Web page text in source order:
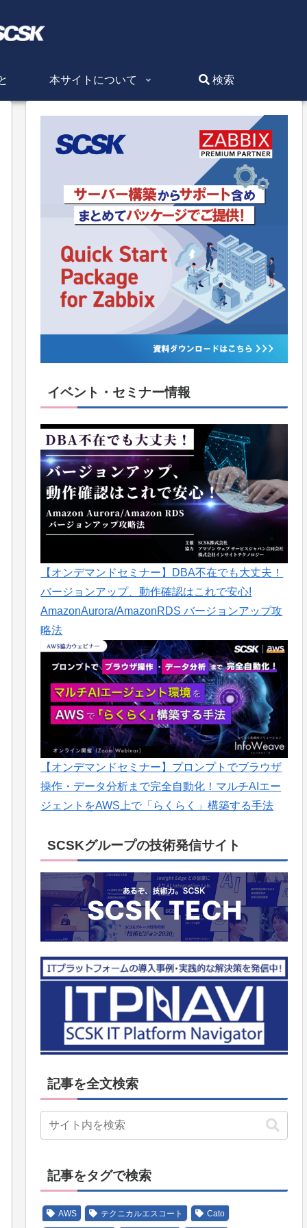
本サイトについて 検索
イベント・セミナー情報
【オンデマンドセミナー】DBA不在でも大丈夫！
バージョンアップ、動作確認はこれで安心!
AmazonAurora/AmazonRDS バージョンアップ攻
略法
【オンデマンドセミナー】プロンプトでブラウザ
操作・データ分析まで完全自動化！マルチAIエー
ジェントをAWS上で「らくらく」構築する手法
SCSKグループの技術発信サイト
記事を全文検索
記事をタグで検索
AWS テクニカルエスコート Cato